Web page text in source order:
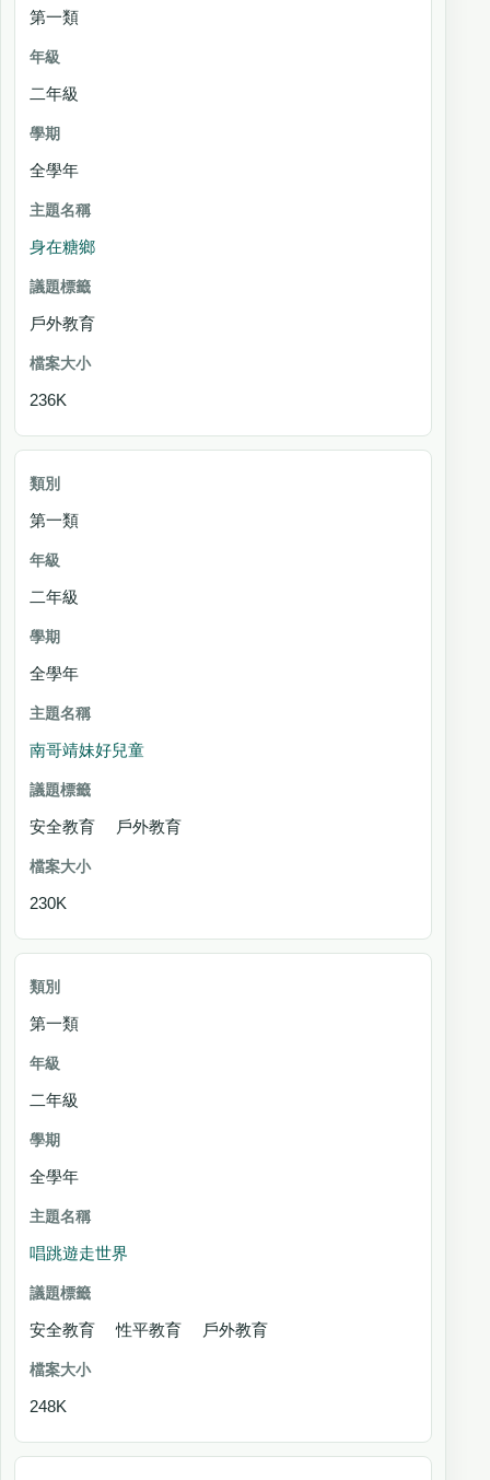
第一類
二年級
全學年
身在糖鄉
戶外教育
236K
第一類
二年級
全學年
南哥靖妹好兒童
安全教育 戶外教育
230K
第一類
二年級
全學年
唱跳遊走世界
安全教育 性平教育 戶外教育
248K